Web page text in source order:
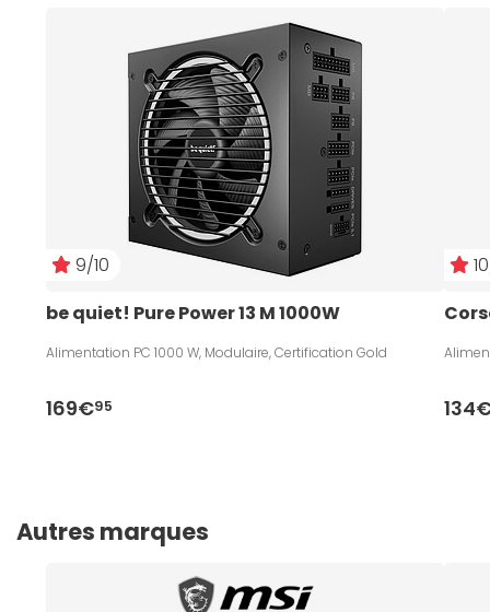
9/10
be quiet! Pure Power 13 M 1000W
Alimentation PC 1000 W, Modulaire, Certification Gold
169€95
Autres marques